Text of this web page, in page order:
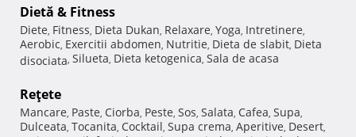
Dietă & Fitness
Diete, Fitness, Dieta Dukan, Relaxare, Yoga, Intretinere,
Aerobic, Exercitii abdomen, Nutritie, Dieta de slabit, Dieta
disociata, Silueta, Dieta ketogenica, Sala de acasa
Reţete
Mancare, Paste, Ciorba, Peste, Sos, Salata, Cafea, Supa,
Dulceata, Tocanita, Cocktail, Supa crema, Aperitive, Desert,